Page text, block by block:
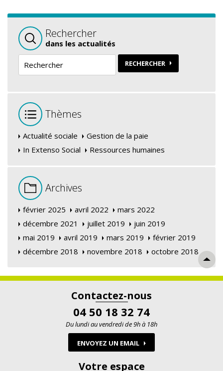
Rechercher
dans les actualités
RECHERCHER
Thèmes
Actualité sociale
Gestion de la paie
In Extenso Social
Ressources humaines
Archives
février 2025 avril 2022
mars 2022
décembre 2021
juillet 2019
juin 2019
mai 2019
avril 2019 mars 2019
février 2019
décembre 2018
novembre 2018 octobre 2018
Contactez-nous
04 50 18 32 74
Du lundi au vendredi de 9h à 18h
ENVOYEZ UN EMAIL
Votre espace